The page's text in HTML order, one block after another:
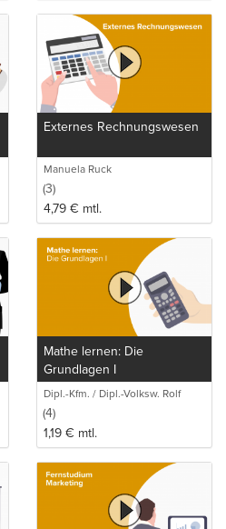
Externes Rechnungswesen
Manuela Ruck
(3)
4,79 € mtl.
Mathe lernen: Die
Grundlagen I
Dipl.-Kfm. / Dipl.-Volksw. Rolf
Stahlberger
(4)
1,19 € mtl.